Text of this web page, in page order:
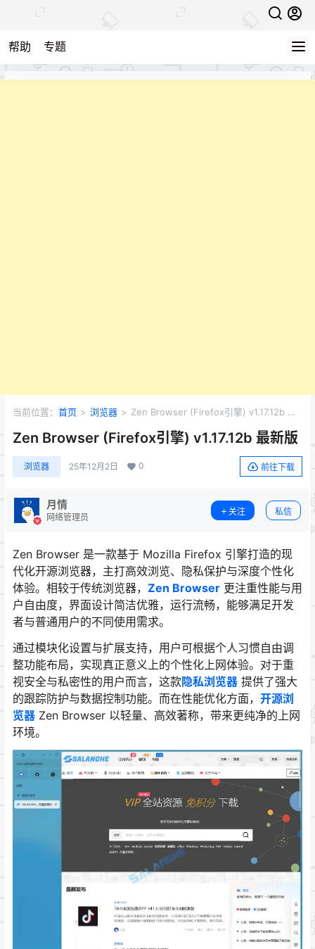
帮助 专题
当前位置： 首页 > 浏览器 > Zen Browser (Firefox引擎) v1.17.12b 最
Zen Browser (Firefox引擎) v1.17.12b 最新版
浏览器 25年12月2日 0 前往下载
月情
网络管理员
关注 私信
Zen Browser 是一款基于 Mozilla Firefox 引擎打造的现
代化开源浏览器，主打高效浏览、隐私保护与深度个性化
体验。相较于传统浏览器， Zen Browser 更注重性能与用
户自由度，界面设计简洁优雅，运行流畅，能够满足开发
者与普通用户的不同使用需求。
通过模块化设置与扩展支持，用户可根据个人习惯自由调
整功能布局，实现真正意义上的个性化上网体验。对于重
视安全与私密性的用户而言，这款隐私浏览器 提供了强大
的跟踪防护与数据控制功能。而在性能优化方面， 开源浏
览器 Zen Browser 以轻量、高效著称，带来更纯净的上网
环境。